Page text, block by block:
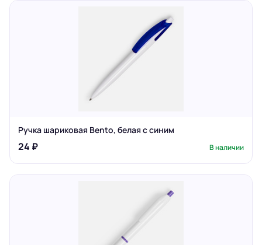
Ручка шариковая Bento, белая с синим
24 ₽ В наличии